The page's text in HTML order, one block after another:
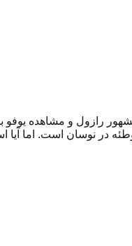
مشهور رازول و مشاهده
میان علم، سیاست و نظریه‌های توطئه در